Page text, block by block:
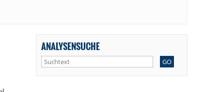
ANALYSENSUCHE
GO